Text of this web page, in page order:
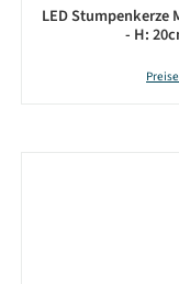
LED Stumpenkerze
- H: